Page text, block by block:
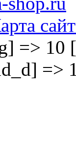
=>
=>